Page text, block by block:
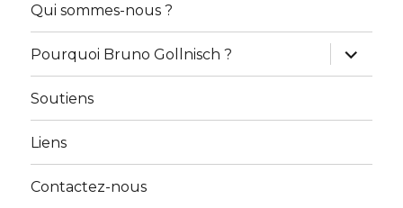
Qui sommes-nous ?
Pourquoi Bruno Gollnisch ?
ouvrir
le
sous-
Soutiens
Liens
Contactez-nous